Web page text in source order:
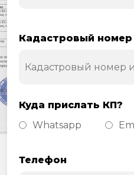
Кадастровый
Куда прислать КП?
Whatsapp
Телефон